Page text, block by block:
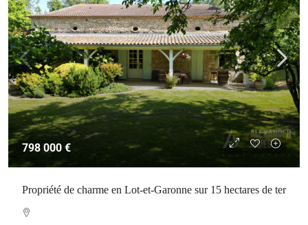
798 000 €
Propriété de charme en Lot-et-Garonne sur 15 hectares de ter